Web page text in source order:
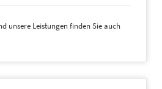
unsere Leistungen finden Sie auch